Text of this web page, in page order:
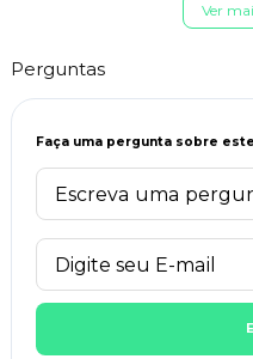
Ver
Perguntas
Faça uma pergunta sobre